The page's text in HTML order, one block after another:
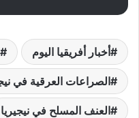
أخبار أفريقيا اليوم
الصراعات العرقية في
العنف المسلح في نيجيريا